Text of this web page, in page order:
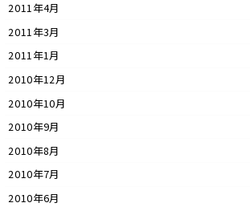
2011年4月
2011年3月
2011年1月
2010年12月
2010年10月
2010年9月
2010年8月
2010年7月
2010年6月